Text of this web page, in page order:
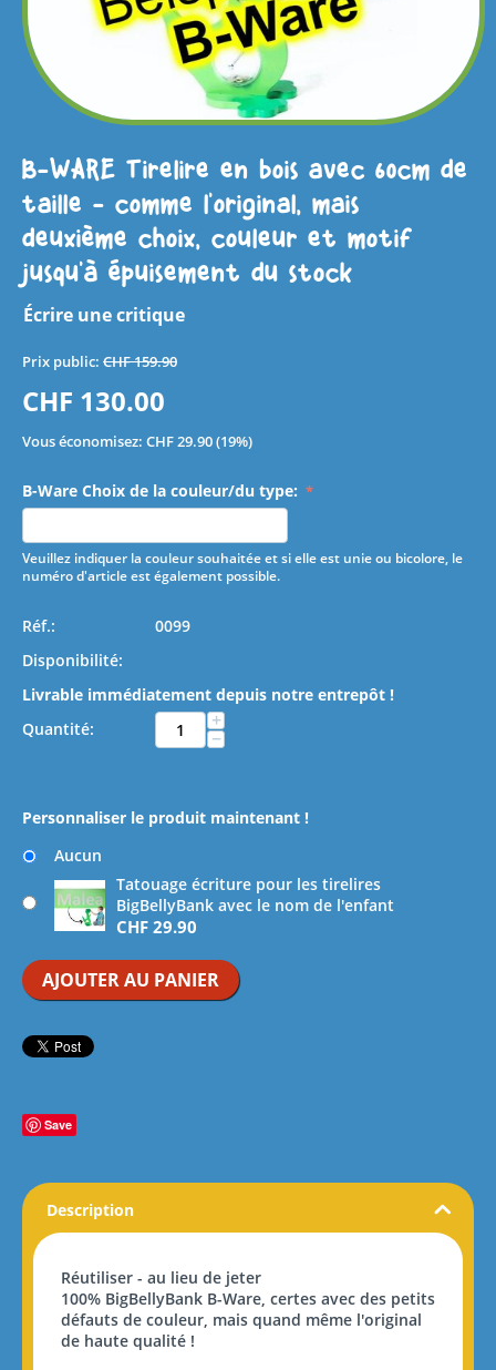
B-WARE Tirelire en bois avec 60cm de
taille - comme l'original, mais
deuxième choix, couleur et motif
jusqu'à épuisement du stock
Écrire une critique
Prix public: CHF159.90
CHF 130.00
Vous économisez: CHF29.90(19%)
B-Ware Choix de la couleur/du type:
Veuillez indiquer la couleur souhaitée et si elle est unie ou bicolore, le
numéro d'article est également possible.
Réf.:
0099
Disponibilité:
Livrable immédiatement depuis notre entrepôt !
Quantité:
+
−
Personnaliser le produit maintenant !
Aucun
Tatouage écriture pour les tirelires
BigBellyBank avec le nom de l'enfant
CHF 29.90
AJOUTER AU PANIER
Save
Description
Réutiliser - au lieu de jeter
100% BigBellyBank B-Ware, certes avec des petits
défauts de couleur, mais quand même l'original
de haute qualité !